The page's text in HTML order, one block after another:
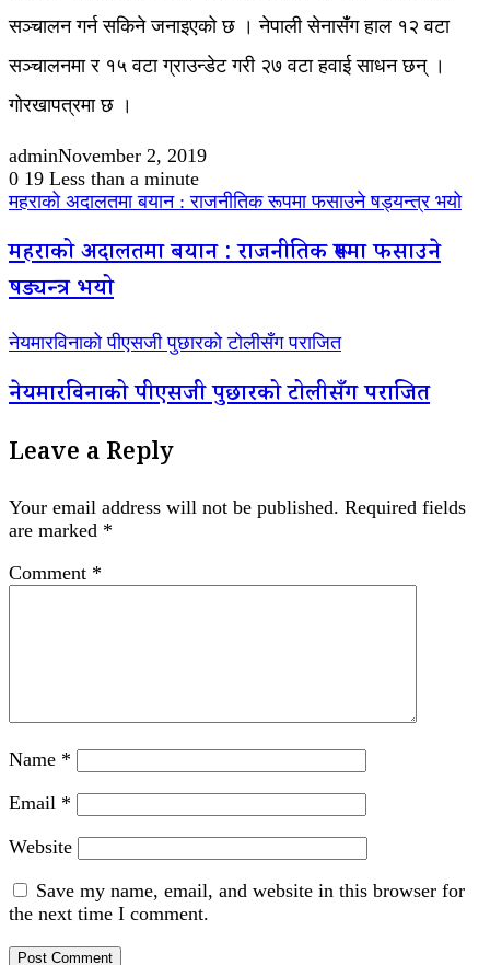
सञ्चालन गर्न सकिने जनाइएको छ । नेपाली सेनासँंग हाल १२ वटा
सञ्चालनमा र १५ वटा ग्राउन्डेट गरी २७ वटा हवाई साधन छन् ।
गोरखापत्रमा छ ।
adminNovember 2, 2019
0 19 Less than a minute
महराको अदालतमा बयान : राजनीतिक रूपमा फसाउने षड्यन्त्र भयो
महराको अदालतमा बयान : राजनीतिक रूपमा फसाउने
षड्यन्त्र भयो
नेयमारविनाको पीएसजी पुछारको टोलीसँग पराजित
नेयमारविनाको पीएसजी पुछारको टोलीसँग पराजित
Leave a Reply
Your email address will not be published. Required fields
are marked *
Comment *
Name *
Email *
Website
Save my name, email, and website in this browser for
the next time I comment.